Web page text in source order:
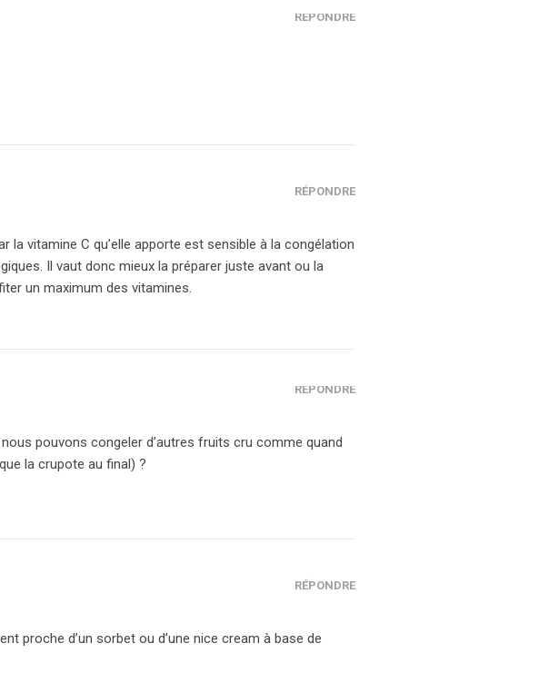
RÉPONDRE
RÉPONDRE
vitamine C qu’elle apporte est sensible à la congélation
Il vaut donc mieux la préparer juste avant ou la
un maximum des vitamines.
RÉPONDRE
pouvons congeler d’autres fruits cru comme quand
la crupote au final) ?
RÉPONDRE
proche d’un sorbet ou d’une nice cream à base de